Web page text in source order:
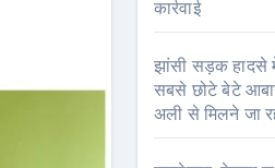
कार्रवाई
झांसी सड़क
सबसे छोटे बेटे
अली से मिलने जा